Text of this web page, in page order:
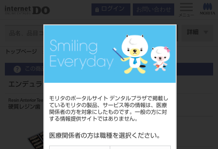
モリタのポータルサイト デンタルプラザで掲載し
ているモリタの製品、サービス等の情報は、医療
関係者の方を対象にしたものです。一般の方に対
する情報提供サイトではありません。
医療関係者の方は職種を選択ください。
ログイン お問い合わせ
メニュー
詳細
トップページ エンデュラ アンテリオ 6歯 112 HSS6U
この商品に関するお問い合わせ
エンデュラ アンテリオ 6歯 112 HSS6U
Resin Anterior Teeth
硬質レジン歯
204350007HSS6U